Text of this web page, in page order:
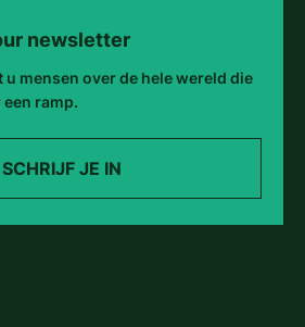
newsletter
mensen over de hele wereld die
ramp.
SCHRIJF JE IN